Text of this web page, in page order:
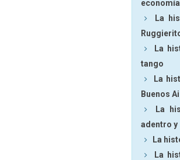
economía
La
La
tango
La
Buenos
La
adentro
La
La